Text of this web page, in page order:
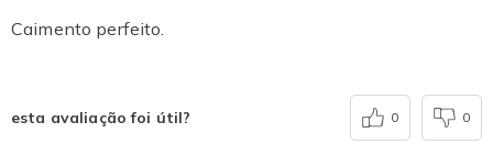
Caimento perfeito.
esta avaliação foi útil? 0 0